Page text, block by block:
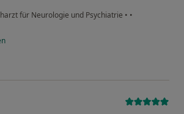
für Neurologie und Psychiatrie • •